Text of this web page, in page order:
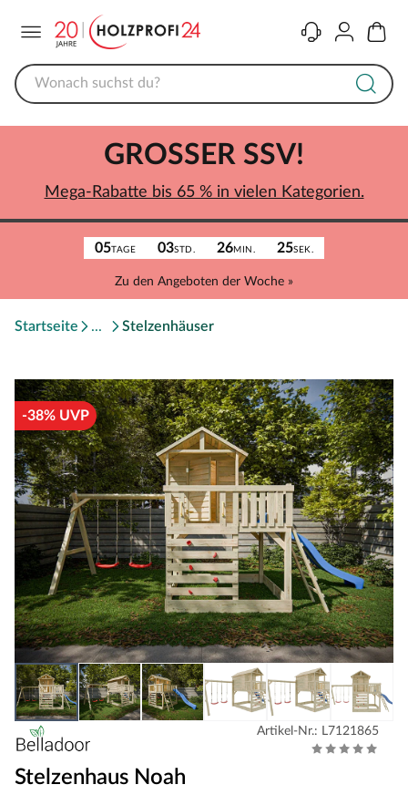
KontaktKonto
05TAGE 03STD. 26MIN. 25SEK.
Zu den Angeboten der Woche »
GROSSER SSV!
Mega-Rabatte bis 65 % in vielen Kategorien.
Startseite Stelzenhäuser
-38% UVP
Artikel-Nr.: L7121865
Stelzenhaus Noah